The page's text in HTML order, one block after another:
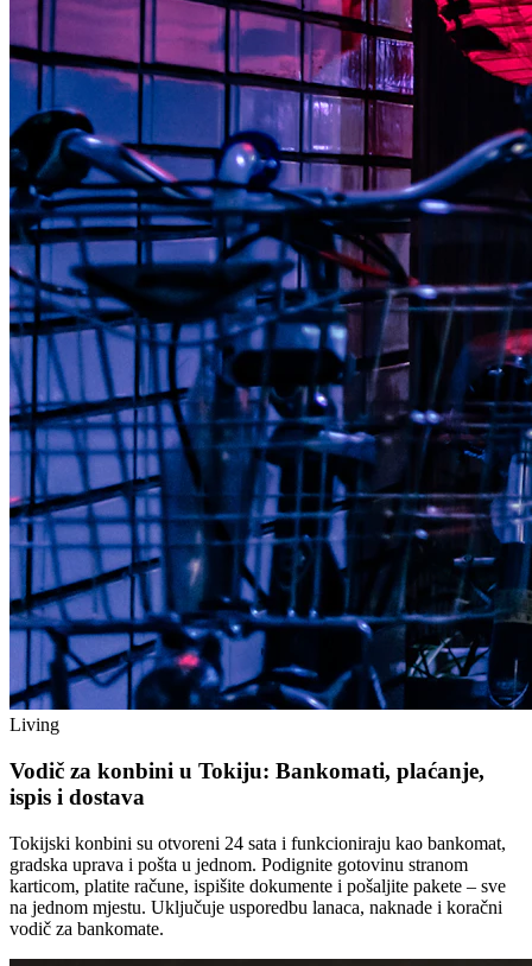
Living
Vodič za konbini u Tokiju: Bankomati, plaćanje,
ispis i dostava
Tokijski konbini su otvoreni 24 sata i funkcioniraju kao bankomat,
gradska uprava i pošta u jednom. Podignite gotovinu stranom
karticom, platite račune, ispišite dokumente i pošaljite pakete – sve
na jednom mjestu. Uključuje usporedbu lanaca, naknade i koračni
vodič za bankomate.